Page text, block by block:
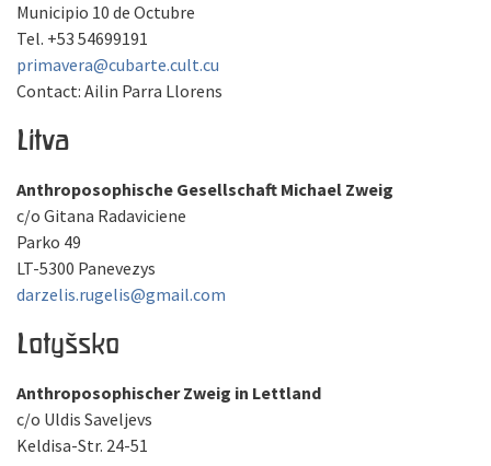
Municipio 10 de Octubre
Tel. +53 54699191
primavera@cubarte.cult.cu
Contact: Ailin Parra Llorens
Litva
Anthroposophische Gesellschaft Michael Zweig
c/o Gitana Radaviciene
Parko 49
LT-5300 Panevezys
darzelis.rugelis@gmail.com
Lotyšsko
Anthroposophischer Zweig in Lettland
c/o Uldis Saveljevs
Keldisa-Str. 24-51